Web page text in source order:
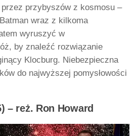
przybyszów z kosmosu –
wraz z kilkoma
wyruszyć w
by znaleźć rozwiązanie
Klocburg. Niebezpieczna
do najwyższej pomysłowości
– reż. Ron Howard